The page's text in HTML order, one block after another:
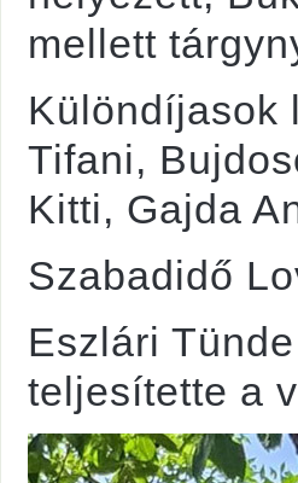
mellett
Különdíjasok
Tifani,
Kitti, Gajda
Szabadidő
Eszlári
teljesítette a